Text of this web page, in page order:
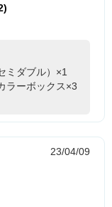
ミダブル）×1
ラーボックス×3
23/04/09